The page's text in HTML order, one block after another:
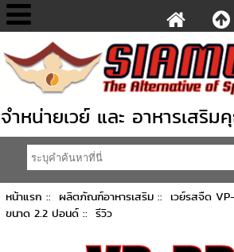
จำหน่ายเวย์ และ อาหารเสริ
หน้าแรก ::ผลิตภัณฑ์อาหารเสริม ::เวย์รสจืด
ขนาด 2.2 ปอนด์ :: รีวิว